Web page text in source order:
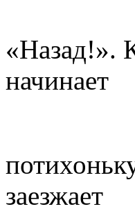
«Назад!».
начинает
заезжает